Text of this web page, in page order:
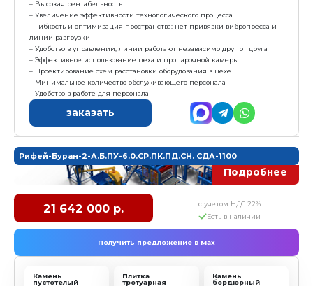
Камень
пустотелый
390х190х188 мм
800..850шт/ч
Плитка
тротуарная
88…95м2/ч
Комплектация:
1. Формующий блок Рифей Буран 2А
2. Модуль бесстеллажного формования "Б.Пд"
3. Бетонный завод Рифей Бетон 25
- Смеситель СГ-750С (V=750л)
- Эстакада Э-1
- Дозатор заполнителя ДЗ-15 (2 бункера по 7,5 м3)
- Скиповый подъемник ПС-600 (V=600л)
- Дозатор цемента ДЦ-200 (тензодатчики CAS)
- Дозатор воды ДВ-150 (тензодатчики CAS)
- Конвейер винтовой КВ-6 (L=6м, d=180мм)
- Пульт с системой автоматического управления